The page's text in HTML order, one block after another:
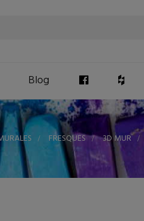
Blog
> FRESQUES > 3D MUR >